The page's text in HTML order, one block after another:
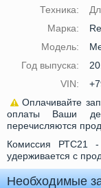
Техника:
Марка:
Модель:
Год выпуска:
VIN:
Оплачивайте
оплаты Ваши
перечисляются
Комиссия РТС21
удерживается с
Необходимые